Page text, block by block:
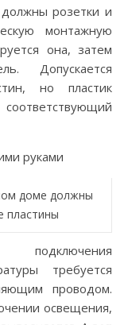
розетки и
монтажную
она, затем
Допускается
но пластик
доме должны
пластины
требуется
проводом.
освещения,